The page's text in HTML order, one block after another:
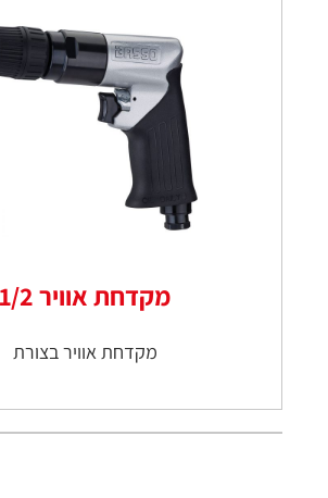
מקדחת אוויר 1/2
מקדחת אוויר בצורת